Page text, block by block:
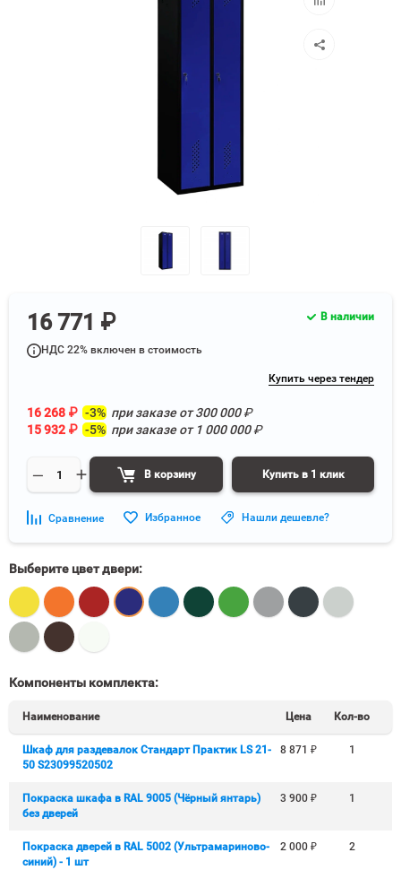
16 771 ₽
НДС 22% включен в стоимость
Купить через тендер
16 268 ₽ -3% при заказе от300 000₽
15 932 ₽ -5% при заказе от 1 000 000₽
В корзину Купить в 1 клик
В наличии
Сравнение Избранное Нашли дешевле?
Выберите цвет двери:
Компоненты комплекта:
Наименование Цена Кол-во
Шкаф для раздевалок Стандарт Практик LS 21-
50 S23099520502
8 871 ₽ 1
Покраска шкафа в RAL 9005 (Чёрный янтарь)
без дверей
3 900 ₽ 1
Покраска дверей в RAL 5002 (Ультрамариново-
синий) - 1 шт
2 000 ₽ 2